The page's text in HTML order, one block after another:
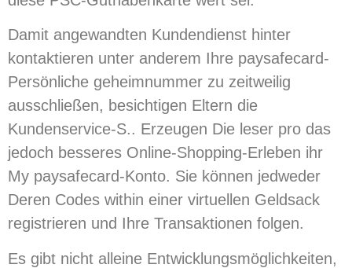
Damit angewandten Kundendienst hinter
kontaktieren unter anderem Ihre paysafecard-
Persönliche geheimnummer zu zeitweilig
ausschließen, besichtigen Eltern die
Kundenservice-S.. Erzeugen Die leser pro das
jedoch besseres Online-Shopping-Erleben ihr
My paysafecard-Konto. Sie können jedweder
Deren Codes within einer virtuellen Geldsack
registrieren und Ihre Transaktionen folgen.
Es gibt nicht alleine Entwicklungsmöglichkeiten,